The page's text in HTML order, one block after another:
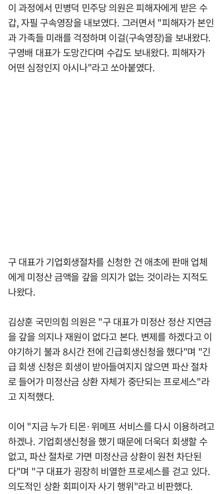
이 과정에서 민병덕 민주당 의원은 피해자에게 받은 수
갑, 자필 구속영장을 내보였다. 그러면서 "피해자가 본인
과 가족들 미래를 걱정하며 이걸(구속영장)을 보내왔다.
구영배 대표가 도망간다며 수갑도 보내왔다. 피해자가
어떤 심정인지 아시나"라고 쏘아붙였다.
구 대표가 기업회생절차를 신청한 건 애초에 판매 업체
에게 미정산 금액을 갚을 의지가 없는 것이라는 지적도
나왔다.
김상훈 국민의힘 의원은 "구 대표가 미정산 정산 지연금
을 갚을 의지나 재원이 없다고 본다. 변제를 하겠다고 이
야기하기 불과 8시간 전에 긴급회생신청을 했다"며 "긴
급 회생 신청은 회생이 받아들여지지 않으면 파산 절차
로 들어가 미정산금 상환 자체가 중단되는 프로세스"라
고 지적했다.
이어 "지금 누가 티몬·위메프 서비스를 다시 이용하려고
하겠나. 기업회생신청을 했기 때문에 더욱더 회생할 수
없고, 파산 절차로 가면 미정산금 상환이 원천 차단된
다"며 "구 대표가 굉장히 비열한 프로세스를 걷고 있다.
의도적인 상환 회피이자 사기 행위"라고 비판했다.